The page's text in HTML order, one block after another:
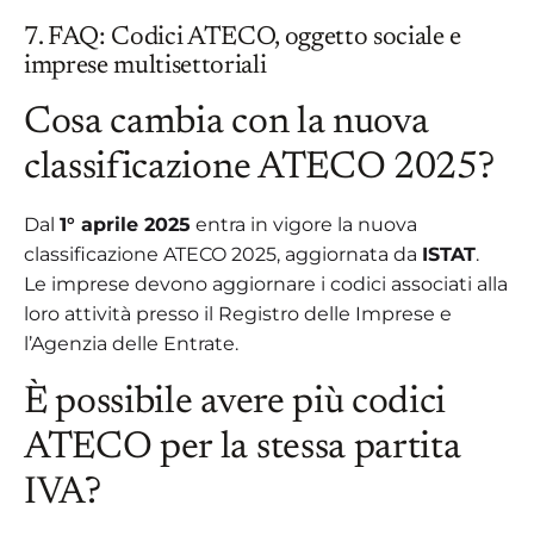
7. FAQ: Codici ATECO, oggetto sociale e
imprese multisettoriali
Cosa cambia con la nuova
classificazione ATECO 2025?
Dal 1° aprile 2025 entra in vigore la nuova
classificazione ATECO 2025, aggiornata da ISTAT.
Le imprese devono aggiornare i codici associati alla
loro attività presso il Registro delle Imprese e
l’Agenzia delle Entrate.
È possibile avere più codici
ATECO per la stessa partita
IVA?